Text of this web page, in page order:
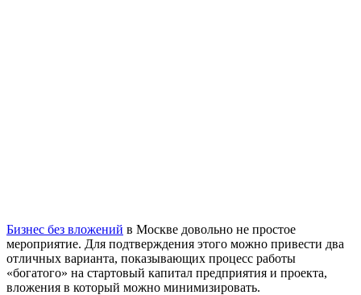
Бизнес без вложений в Москве довольно не простое
мероприятие. Для подтверждения этого можно привести два
отличных варианта, показывающих процесс работы
«богатого» на стартовый капитал предприятия и проекта,
вложения в который можно минимизировать.